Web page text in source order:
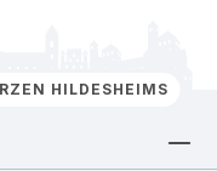
HILDESHEIMS